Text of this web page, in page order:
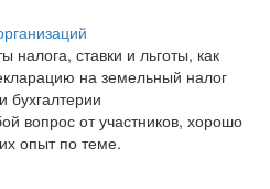
налога, ставки и льготы, как
на земельный налог
бухгалтерии
вопрос от участников, хорошо
опыт по теме.